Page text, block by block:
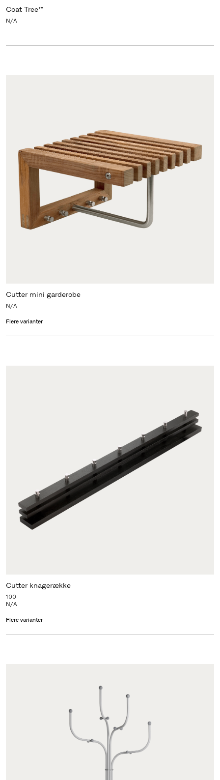
Coat Tree™
N/A
Cutter mini garderobe
N/A
Flere varianter
Cutter knagerække
100
N/A
Flere varianter